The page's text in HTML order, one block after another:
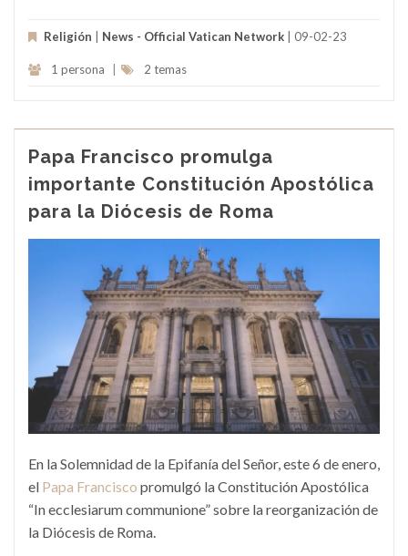
Religión News - Official Vatican Network | 09-02-23
1 persona 2 temas
Papa Francisco promulga
importante Constitución Apostólica
para la Diócesis de Roma
En la Solemnidad de la Epifanía del Señor, este 6 de enero,
el Papa Francisco promulgó la Constitución Apostólica
“In ecclesiarum communione” sobre la reorganización de
la Diócesis de Roma.